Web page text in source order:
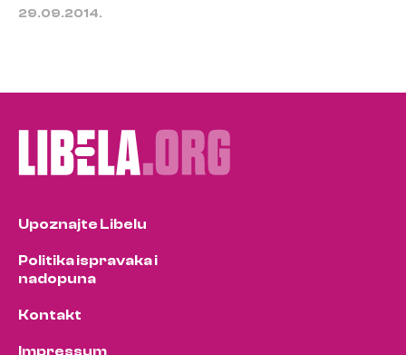
29.09.2014.
Upoznajte Libelu
Politika ispravaka i
nadopuna
Kontakt
Impressum